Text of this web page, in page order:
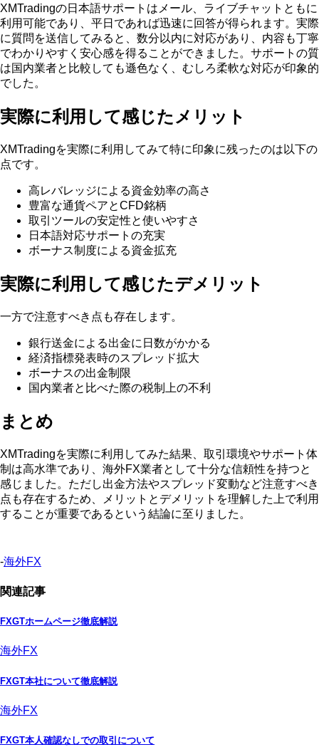
XMTradingの日本語サポートはメール、ライブチャットともに
利用可能であり、平日であれば迅速に回答が得られます。実際
に質問を送信してみると、数分以内に対応があり、内容も丁寧
でわかりやすく安心感を得ることができました。サポートの質
は国内業者と比較しても遜色なく、むしろ柔軟な対応が印象的
でした。
実際に利用して感じたメリット
XMTradingを実際に利用してみて特に印象に残ったのは以下の
点です。
高レバレッジによる資金効率の高さ
豊富な通貨ペアとCFD銘柄
取引ツールの安定性と使いやすさ
日本語対応サポートの充実
ボーナス制度による資金拡充
実際に利用して感じたデメリット
一方で注意すべき点も存在します。
銀行送金による出金に日数がかかる
経済指標発表時のスプレッド拡大
ボーナスの出金制限
国内業者と比べた際の税制上の不利
まとめ
XMTradingを実際に利用してみた結果、取引環境やサポート体
制は高水準であり、海外FX業者として十分な信頼性を持つと
感じました。ただし出金方法やスプレッド変動など注意すべき
点も存在するため、メリットとデメリットを理解した上で利用
することが重要であるという結論に至りました。
-海外FX
関連記事
FXGTホームページ徹底解説
海外FX
FXGT本社について徹底解説
海外FX
FXGT本人確認なしでの取引について